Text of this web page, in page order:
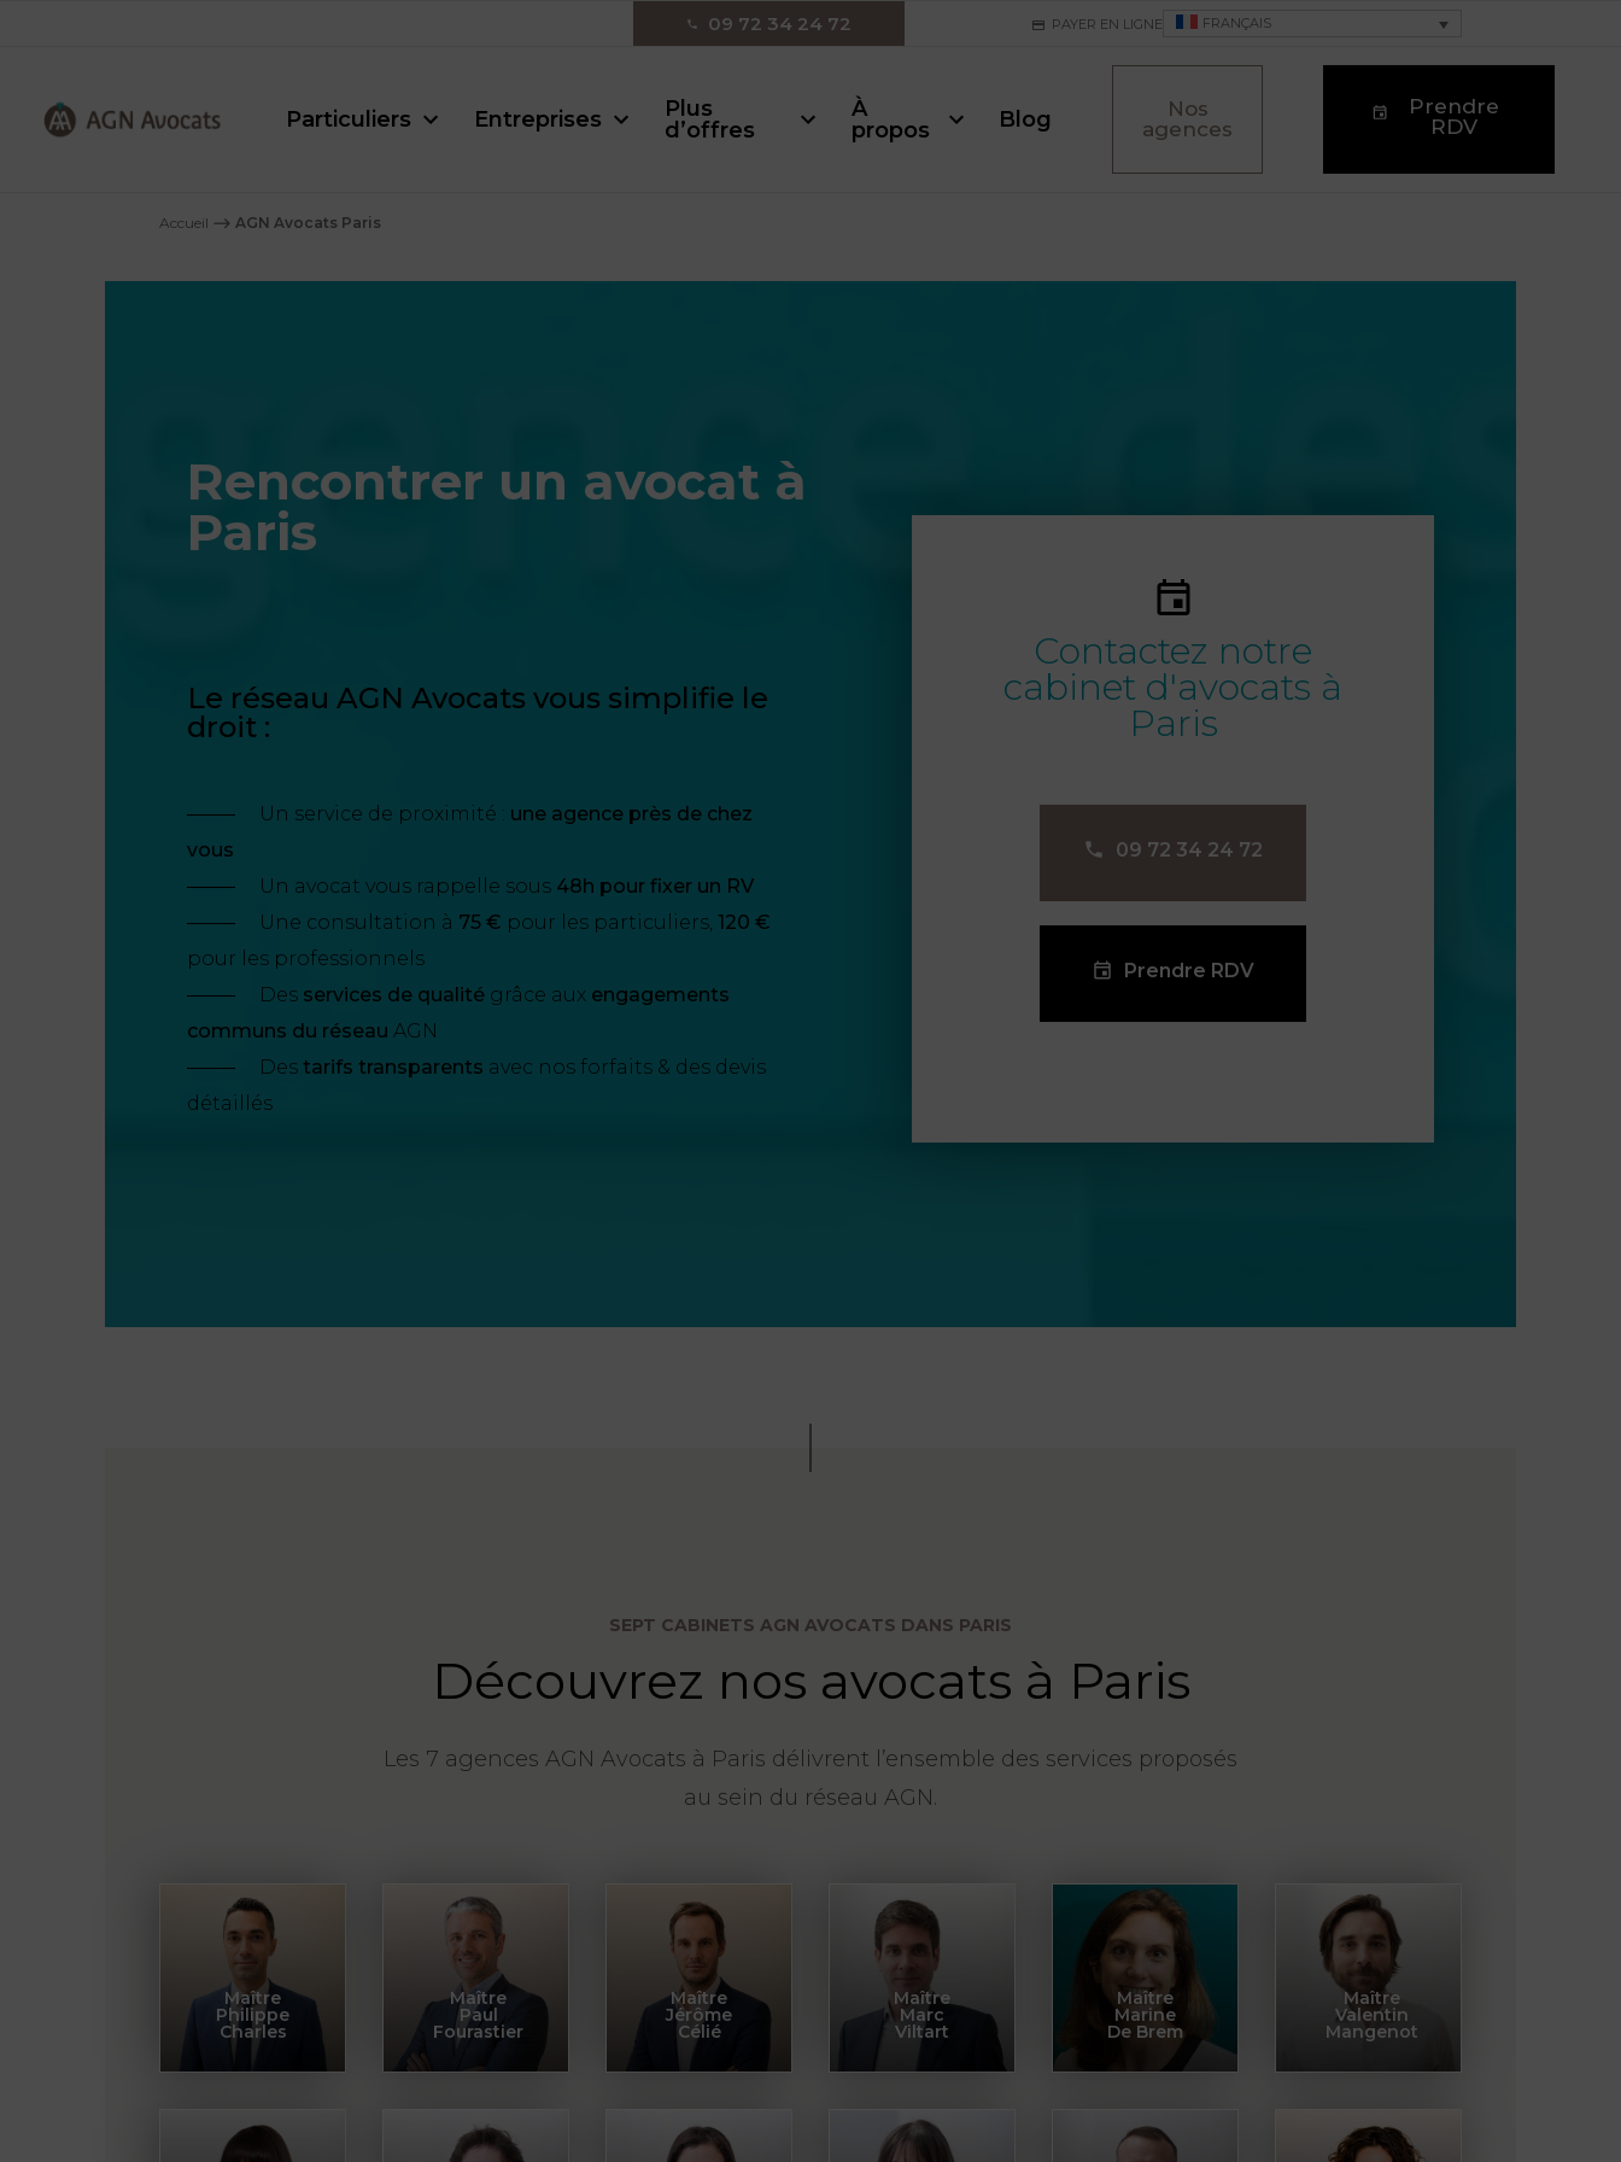
09 72 34 24 72 PAYER EN LIGNE FRANÇAIS
Particuliers Entreprises
Plus
d’offres
À
propos
Blog
Nos
agences
Prendre
RDV
Accueil ⟶ AGN Avocats Paris
Rencontrer un avocat à
Paris
Le réseau AGN Avocats vous simplifie le
droit :
Un service de proximité : une agence près de chez
vous
Un avocat vous rappelle sous 48h pour fixer un RV
Une consultation à 75 € pour les particuliers, 120 €
pour les professionnels
Des services de qualité grâce aux engagements
communs du réseau AGN
Destarifs transparents avec nos forfaits & des devis
détaillés
Contactez notre
cabinet d'avocats à
Paris
09 72 34 24 72
Prendre RDV
SEPT CABINETS AGN AVOCATS DANS PARIS
Découvrez nos avocats à Paris
Les 7 agences AGN Avocats à Paris délivrent l’ensemble des services proposés
au sein du réseau AGN.
Maître
Philippe
Charles
Maître
Paul
Fourastier
Maître
Jérôme
Célié
Maître
Marc
Viltart
Maître
Marine
De Brem
Maître
Valentin
Mangenot